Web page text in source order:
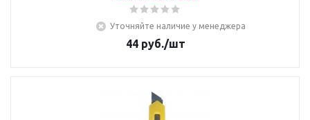
Уточняйте наличие у менеджера
44руб./шт